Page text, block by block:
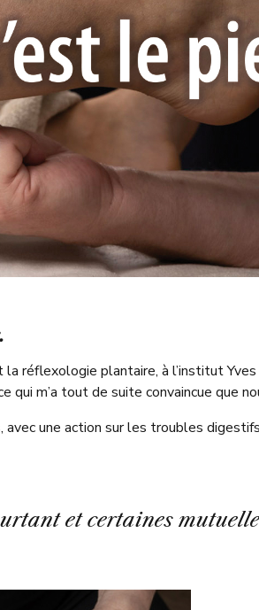
réflexologie plantaire, à l’institut
qui m’a tout de suite convaincue que
une action sur les troubles
et certaines